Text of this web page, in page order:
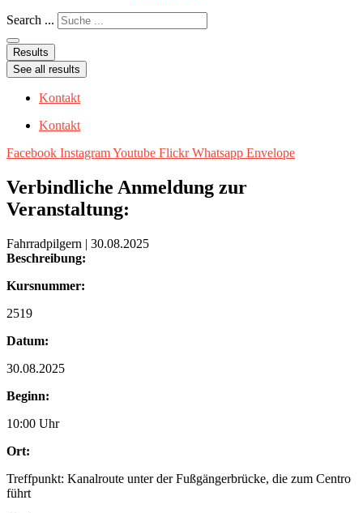
Search ...
Results
See all results
Kontakt
Kontakt
Facebook InstagramYoutube Flickr Whatsapp Envelope
Verbindliche Anmeldung zur
Veranstaltung:
Fahrradpilgern | 30.08.2025
Beschreibung:
Kursnummer:
2519
Datum:
30.08.2025
Beginn:
10:00 Uhr
Ort:
Treffpunkt: Kanalroute unter der Fußgängerbrücke, die zum Centro
führt